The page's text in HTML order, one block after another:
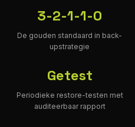
3-2-1-1-0
De gouden standaard in back-
upstrategie
Getest
Periodieke restore-testen met
auditeerbaar rapport